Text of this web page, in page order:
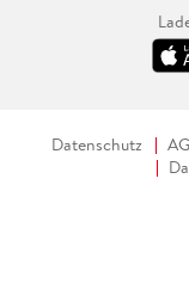
Datenschutz